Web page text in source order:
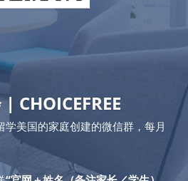
CHOICEFREE
学美国的家庭创建的微信群，每月